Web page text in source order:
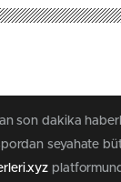
son dakika
seyahate